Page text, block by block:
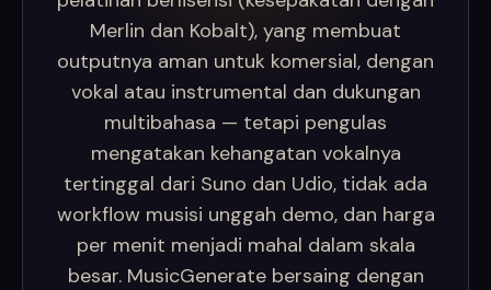
Merlin dan Kobalt), yang membuat
outputnya aman untuk komersial, dengan
vokal atau instrumental dan dukungan
multibahasa — tetapi pengulas
mengatakan kehangatan vokalnya
tertinggal dari Suno dan Udio, tidak ada
workflow musisi unggah demo, dan harga
per menit menjadi mahal dalam skala
besar. MusicGenerate bersaing dengan